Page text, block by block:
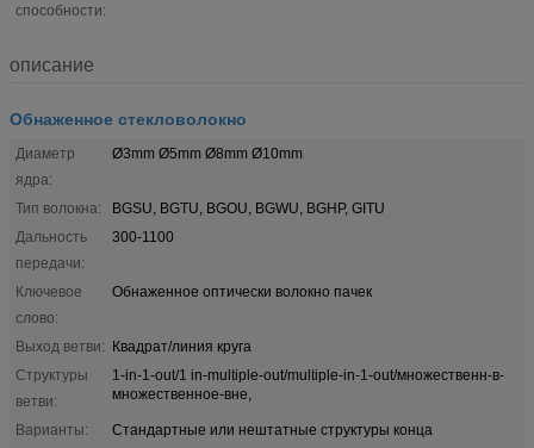
способности:
описание
Обнаженное стекловолокно
Диаметр
ядра:
Ø3mm Ø5mm Ø8mm Ø10mm
Тип волокна:
BGSU, BGTU, BGOU, BGWU, BGHP, GITU
Дальность
передачи:
300-1100
Ключевое
слово:
Обнаженное оптически волокно пачек
Выход ветви: Квадрат/линия круга
Структуры
ветви:
1-in-1-out/1 in-multiple-out/multiple-in-1-out/множественн-в-
множественное-вне,
Варианты:
Стандартные или нештатные структуры конца